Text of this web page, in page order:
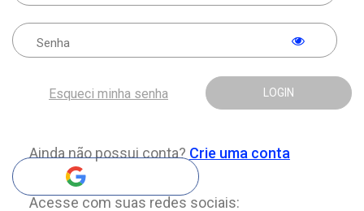
LOGIN
Esqueci minha senha
Ainda não possui conta? Crie uma conta
Acesse com suas redes sociais: